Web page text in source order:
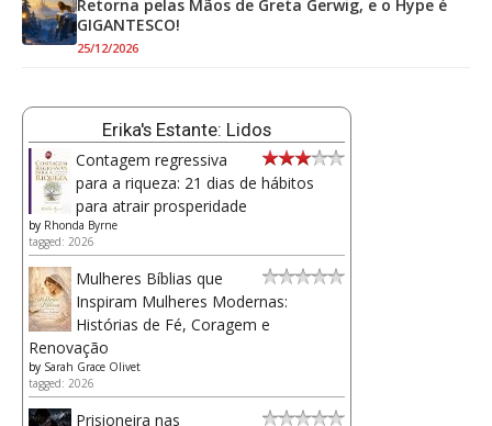
Retorna pelas Mãos de Greta Gerwig, e o Hype é
GIGANTESCO!
25/12/2026
Erika's Estante: Lidos
Contagem regressiva
para a riqueza: 21 dias de hábitos
para atrair prosperidade
by Rhonda Byrne
tagged: 2026
Mulheres Bíblias que
Inspiram Mulheres Modernas:
Histórias de Fé, Coragem e
Renovação
by Sarah Grace Olivet
tagged: 2026
Prisioneira nas